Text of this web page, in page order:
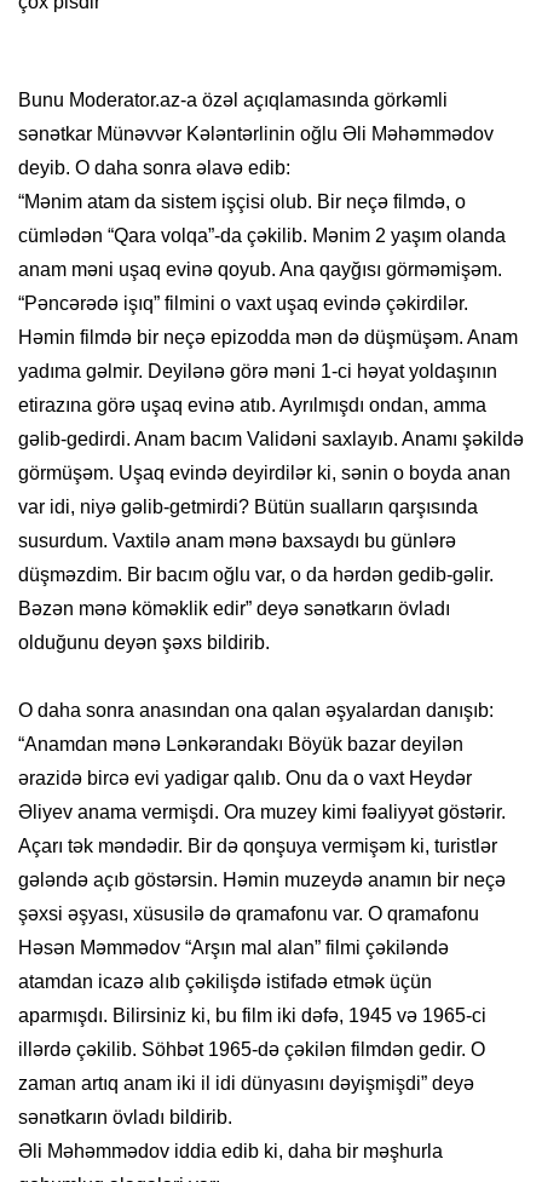
Bunu Moderator.az-a özəl açıqlamasında görkəmli
sənətkar Münəvvər Kələntərlinin oğlu Əli Məhəmmədov
deyib. O daha sonra əlavə edib:
“Mənim atam da sistem işçisi olub. Bir neçə filmdə, o
cümlədən “Qara volqa”-da çəkilib. Mənim 2 yaşım olanda
anam məni uşaq evinə qoyub. Ana qayğısı görməmişəm.
“Pəncərədə işıq” filmini o vaxt uşaq evində çəkirdilər.
Həmin filmdə bir neçə epizodda mən də düşmüşəm. Anam
yadıma gəlmir. Deyilənə görə məni 1-ci həyat yoldaşının
etirazına görə uşaq evinə atıb. Ayrılmışdı ondan, amma
gəlib-gedirdi. Anam bacım Validəni saxlayıb. Anamı şəkildə
görmüşəm. Uşaq evində deyirdilər ki, sənin o boyda anan
var idi, niyə gəlib-getmirdi? Bütün sualların qarşısında
susurdum. Vaxtilə anam mənə baxsaydı bu günlərə
düşməzdim. Bir bacım oğlu var, o da hərdən gedib-gəlir.
Bəzən mənə köməklik edir” deyə sənətkarın övladı
olduğunu deyən şəxs bildirib.
O daha sonra anasından ona qalan əşyalardan danışıb:
“Anamdan mənə Lənkərandakı Böyük bazar deyilən
ərazidə bircə evi yadigar qalıb. Onu da o vaxt Heydər
Əliyev anama vermişdi. Ora muzey kimi fəaliyyət göstərir.
Açarı tək məndədir. Bir də qonşuya vermişəm ki, turistlər
gələndə açıb göstərsin. Həmin muzeydə anamın bir neçə
şəxsi əşyası, xüsusilə də qramafonu var. O qramafonu
Həsən Məmmədov “Arşın mal alan” filmi çəkiləndə
atamdan icazə alıb çəkilişdə istifadə etmək üçün
aparmışdı. Bilirsiniz ki, bu film iki dəfə, 1945 və 1965-ci
illərdə çəkilib. Söhbət 1965-də çəkilən filmdən gedir. O
zaman artıq anam iki il idi dünyasını dəyişmişdi” deyə
sənətkarın övladı bildirib.
Əli Məhəmmədov iddia edib ki, daha bir məşhurla